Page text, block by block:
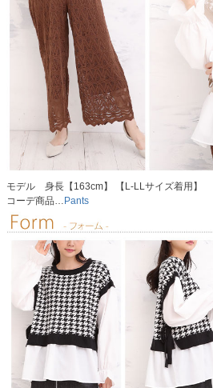
モデル 身長【163cm】 【L-LLサイズ着用】
コーデ商品… Pants